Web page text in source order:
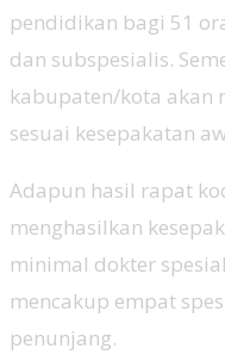
pendidikan bagi 51
dan subspesialis.
kabupaten/kota akan
sesuai kesepakatan
Adapun hasil rapat
menghasilkan
minimal dokter
mencakup empat
penunjang.